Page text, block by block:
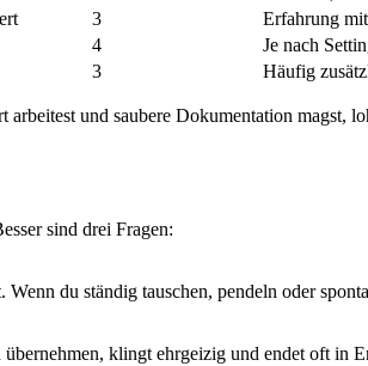
3
Erfahrung
4
Je nach
3 Häufig
und saubere Dokumentation magst,
sind drei Fragen:
du ständig tauschen, pendeln oder
klingt ehrgeizig und endet oft in